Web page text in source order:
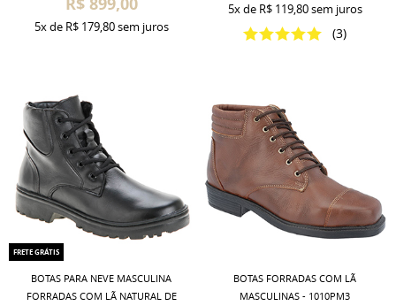
5xde R$ 179,80sem juros (3)
5xde R$ 119,80sem juros
FRETE GRÁTIS
BOTAS PARA NEVE MASCULINA
FORRADAS COM LÃ NATURAL DE
BOTAS FORRADAS COM LÃ
MASCULINAS - 1010PM3